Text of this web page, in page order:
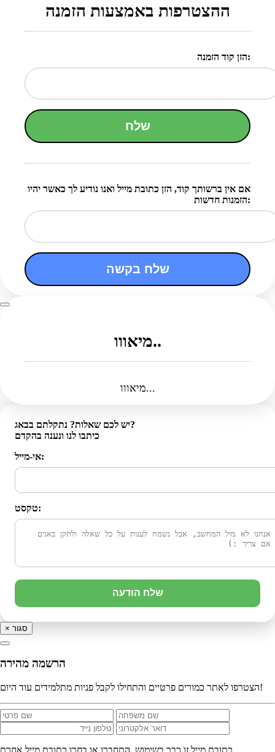
ההצטרפות באמצעות הזמנה
הזן קוד הזמנה:
שלח
אם אין ברשותך קוד, הזן כתובת מייל ואנו נודיע לך כאשר יהיו
הזמנות חדשות:
שלח בקשה
מיאווו..
מיאווו...
יש לכם שאלות? נתקלתם בבאג?
כיתבו לנו ונענה בהקדם
אי-מייל:
טקסט:
שלח הודעה
× סגור
הרשמה מהירה
הצטרפו לאתר כמורים פרטיים והתחילו לקבל פניות מתלמידים עוד היום!
כתובת מייל זו כבר בשימוש. התחברו או בחרו כתובת מייל אחרת